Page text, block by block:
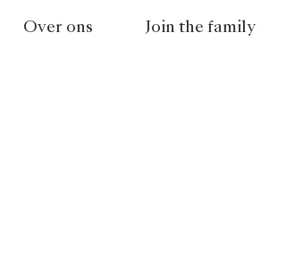
Over ons Join the family